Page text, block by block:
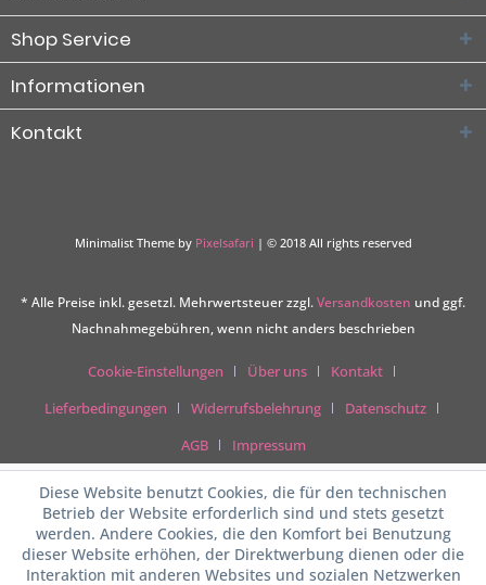
Shop Service
Informationen
Kontakt
Minimalist Theme by Pixelsafari | © 2018 All rights reserved
* Alle Preise inkl. gesetzl. Mehrwertsteuer zzgl.Versandkosten und ggf.
Nachnahmegebühren, wenn nicht anders beschrieben
Cookie-Einstellungen Über uns
Kontakt
Lieferbedingungen
Widerrufsbelehrung
Datenschutz
AGB
Impressum
Diese Website benutzt Cookies, die für den technischen
Betrieb der Website erforderlich sind und stets gesetzt
werden. Andere Cookies, die den Komfort bei Benutzung
dieser Website erhöhen, der Direktwerbung dienen oder die
Interaktion mit anderen Websites und sozialen Netzwerken